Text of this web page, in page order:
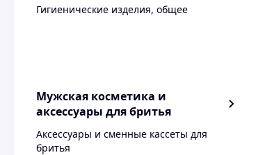
Гигиенические изделия, общее
Мужская косметика и
аксессуары для бритья
Аксессуары и сменные кассеты для
бритья